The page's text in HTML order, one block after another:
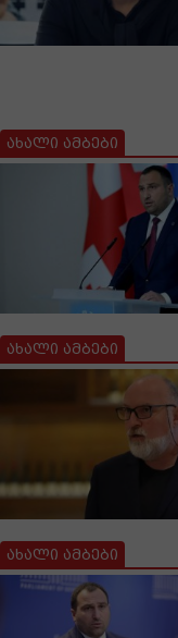
ახალი ამბები
ახალი ამბები
ახალი ამბები